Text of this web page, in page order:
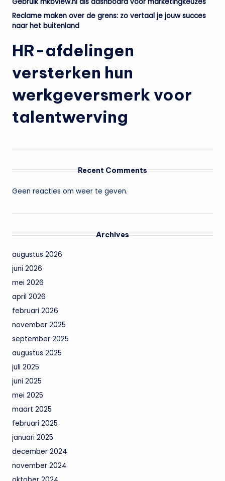
Gebruik mkbview.nl als dashboard voor marketingkeuzes
Reclame maken over de grens: zo vertaal je jouw succes
naar het buitenland
HR-afdelingen
versterken hun
werkgeversmerk voor
talentwerving
Recent Comments
Geen reacties om weer te geven.
Archives
augustus 2026
juni 2026
mei 2026
april 2026
februari 2026
november 2025
september 2025
augustus 2025
juli 2025
juni 2025
mei 2025
maart 2025
februari 2025
januari 2025
december 2024
november 2024